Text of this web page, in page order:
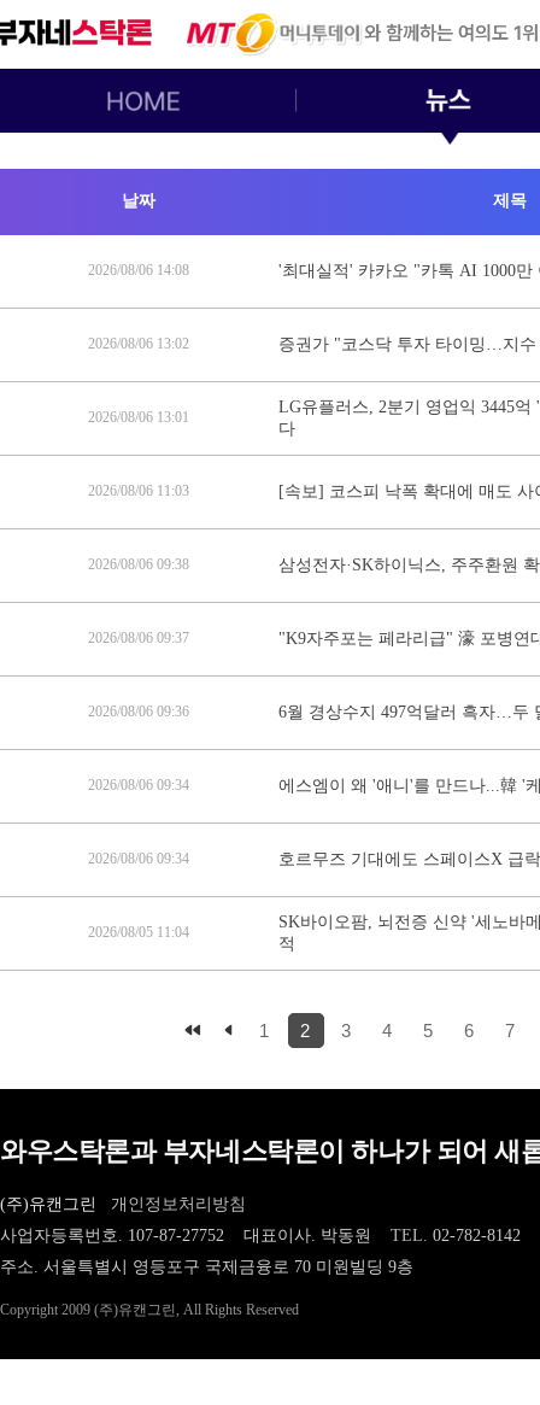
날짜 제목
2026/08/06 14:08 '최대실적' 카카오 "카톡 AI 1000만
2026/08/06 13:02 증권가 "코스닥 투자 타이밍…지
2026/08/06 13:01
LG유플러스, 2분기 영업익 3445
다
2026/08/06 11:03 [속보] 코스피 낙폭 확대에 매도 사
2026/08/06 09:38 삼성전자·SK하이닉스, 주주환원
2026/08/06 09:37 "K9자주포는 페라리급" 濠 포병연
2026/08/06 09:36 6월 경상수지 497억달러 흑자…두
2026/08/06 09:34 에스엠이 왜 '애니'를 만드나...韓 '
2026/08/06 09:34 호르무즈 기대에도 스페이스X 급
2026/08/05 11:04
SK바이오팜, 뇌전증 신약 '세노바
적
1 2 3 4 5 6 7
와우스탁론과 부자네스탁론이 하나가 되어 새
(주)유캔그린
개인정보처리방침
사업자등록번호. 107-87-27752 대표이사. 박동원 TEL. 02-782-8142
주소. 서울특별시 영등포구 국제금융로 70 미원빌딩 9층
Copyright 2009 (주)유캔그린, All Rights Reserved